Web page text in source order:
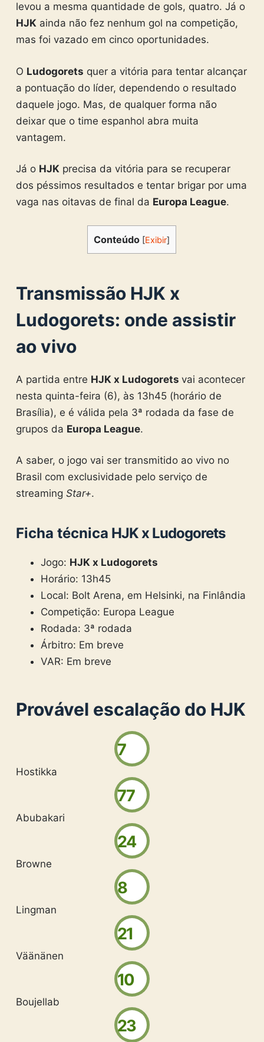
levou a mesma quantidade de gols, quatro. Já o
HJKainda não fez nenhum gol na competição,
mas foi vazado em cinco oportunidades.
O Ludogorets quer a vitória para tentar alcançar
a pontuação do líder, dependendo o resultado
daquele jogo. Mas, de qualquer forma não
deixar que o time espanhol abra muita
vantagem.
Já o HJKprecisa da vitória para se recuperar
dos péssimos resultados e tentar brigar por uma
vaga nas oitavas de final da Europa League.
Conteúdo [Exibir]
Transmissão HJK x
Ludogorets: onde assistir
ao vivo
A partida entre HJK x Ludogorets vai acontecer
nesta quinta-feira (6), às 13h45 (horário de
Brasília), e é válida pela 3ª rodada da fase de
grupos da Europa League.
A saber, o jogo vai ser transmitido ao vivo no
Brasil com exclusividade pelo serviço de
streaming Star+.
Ficha técnica HJK x Ludogorets
Jogo: HJK x Ludogorets
Horário: 13h45
Local: Bolt Arena, em Helsinki, na Finlândia
Competição: Europa League
Rodada: 3ª rodada
Árbitro: Em breve
VAR: Em breve
Provável escalação do HJK
7
Hostikka
77
Abubakari
24
Browne
8
Lingman
21
Väänänen
10
Boujellab
23